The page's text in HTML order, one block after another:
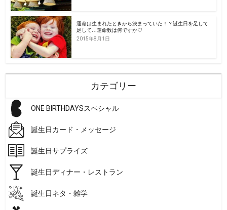
運命は生まれたときから決まっていた！？誕生日を足して
足して…運命数は何ですか♡
2015年8月1日
カテゴリー
ONE BIRTHDAYSスペシャル
誕生日カード・メッセージ
誕生日サプライズ
誕生日ディナー・レストラン
誕生日ネタ・雑学